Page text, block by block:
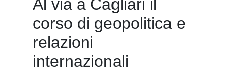
Al via a Cagliari il
corso di geopolitica e
relazioni
internazionali